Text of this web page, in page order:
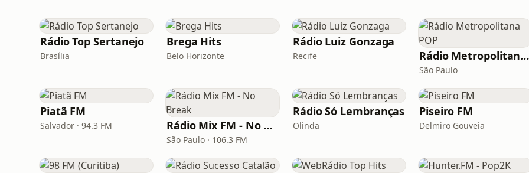
Rádio Top Sertanejo
Brasília
Brega Hits
Belo Horizonte
Rádio Luiz Gonzaga
Recife Rádio Metropolitana POP
São Paulo
Piatã FM
Salvador · 94.3 FM Rádio Mix FM - No Break
São Paulo · 106.3 FM
Rádio Só Lembranças
Olinda
Piseiro FM
Delmiro Gouveia